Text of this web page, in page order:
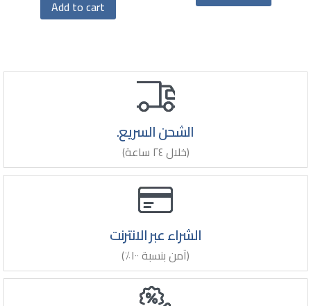
Add to cart
الشحن السريع.
(خلال ٢٤ ساعة)
الشراء عبر الانترنت
(آمن بنسبة ١٠٠٪)